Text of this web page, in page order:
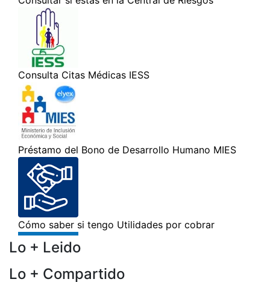
Lo + Leido
Lo + Compartido